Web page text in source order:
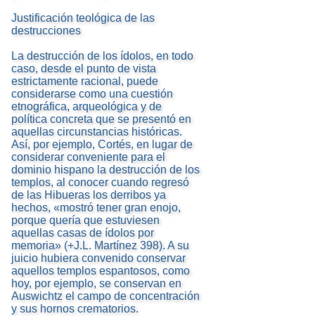
Justificación teológica de las
destrucciones
La destrucción de los ídolos, en todo
caso, desde el punto de vista
estrictamente racional, puede
considerarse como una cuestión
etnográfica, arqueológica y de
política concreta que se presentó en
aquellas circunstancias históricas.
Así, por ejemplo, Cortés, en lugar de
considerar conveniente para el
dominio hispano la destrucción de los
templos, al conocer cuando regresó
de las Hibueras los derribos ya
hechos, «mostró tener gran enojo,
porque quería que estuviesen
aquellas casas de ídolos por
memoria» (+J.L. Martínez 398). A su
juicio hubiera convenido conservar
aquellos templos espantosos, como
hoy, por ejemplo, se conservan en
Auswichtz el campo de concentración
y sus hornos crematorios.